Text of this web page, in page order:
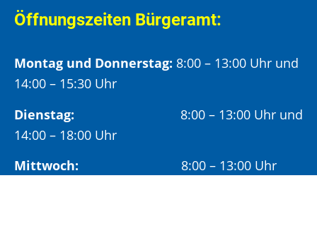
Öffnungszeiten Bürgeramt:
Montag und Donnerstag: 8:00 – 13:00 Uhr und
14:00 – 15:30 Uhr
Dienstag: 8:00 – 13:00 Uhr und
14:00 – 18:00 Uhr
Mittwoch: 8:00 – 13:00 Uhr